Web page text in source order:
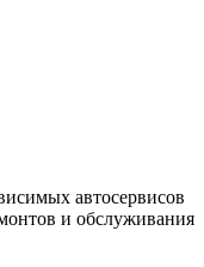
автосервисов
и обслуживания